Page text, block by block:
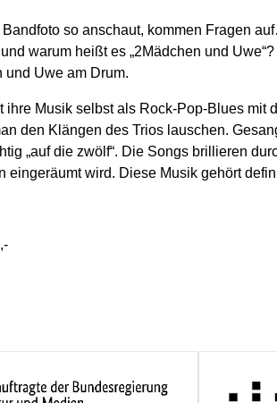
so anschaut, kommen Fragen
warum heißt es „2Mädchen und
und Uwe am Drum.
ihre Musik selbst als Rock-Pop-Blues mit
den Klängen des Trios lauschen.
„auf die zwölf“. Die Songs brillieren
eingeräumt wird. Diese Musik gehört